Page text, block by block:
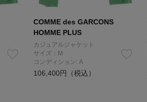
COMME des GARCONS
HOMME PLUS
カジュアルジャケット
サイズ：M
コンディション: A
106,400円（税込）